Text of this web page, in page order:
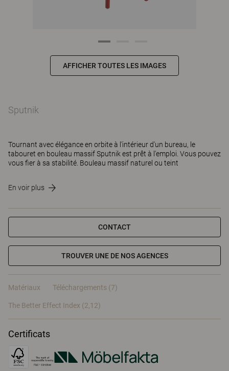
AFFICHER TOUTES LES IMAGES
Sputnik
Tournant avec élégance en orbite à l'intérieur d'un bureau, le
tabouret en bouleau massif Sputnik est prêt à l'emploi. Vous pouvez
vous fier à sa stabilité. Bouleau massif naturel ou teint
En voir plus
CONTACT
TROUVER UNE DE NOS AGENCES
Matériaux Téléchargements (7)
The Better Effect Index (2,12)
Certificats